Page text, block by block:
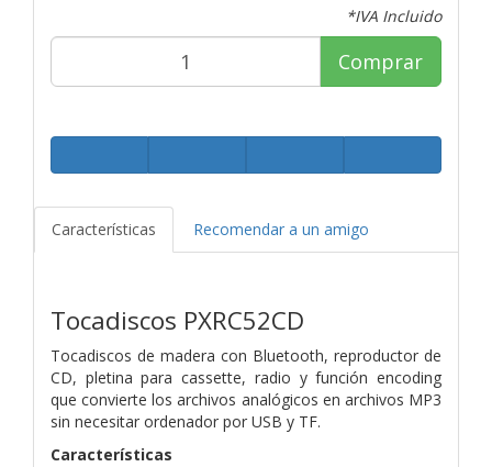
*IVA Incluido
Comprar
Características Recomendar a un amigo
Tocadiscos PXRC52CD
Tocadiscos de madera con Bluetooth, reproductor de
CD, pletina paracassette, radio y función encoding
que convierte los archivos analógicos en archivos MP3
sin necesitar ordenador por USB y TF.
Características